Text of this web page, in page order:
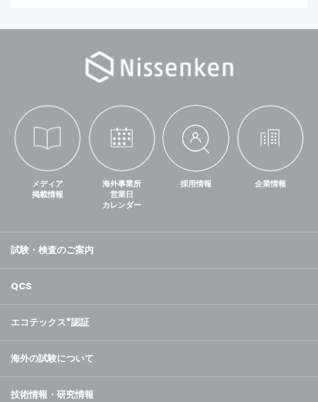
メディア
掲載情報
海外事業所
営業日
カレンダー
採用情報 企業情報
試験・検査のご案内
QCS
エコテックス®認証
海外の試験について
技術情報・研究情報